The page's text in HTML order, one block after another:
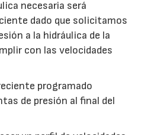
necesaria será
dado que solicitamos
a la hidráulica de la
con las velocidades
programado
de presión al final del